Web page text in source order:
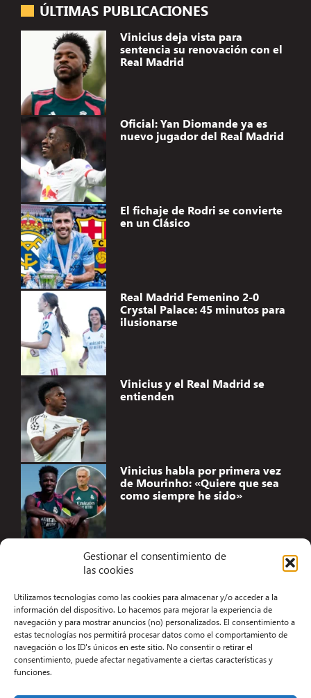
Gestionar el consentimiento de
las cookies
Utilizamos tecnologías como las cookies para almacenar y/o acceder a la
información del dispositivo. Lo hacemos para mejorar la experiencia de
navegación y para mostrar anuncios (no) personalizados. El consentimiento a
estas tecnologías nos permitirá procesar datos como el comportamiento de
navegación o los ID's únicos en este sitio. No consentir o retirar el
consentimiento, puede afectar negativamente a ciertas características y
funciones.
ÚLTIMAS PUBLICACIONES
Vinicius deja vista para
sentencia su renovación con el
Real Madrid
Oficial: Yan Diomande ya es
nuevo jugador del Real Madrid
El fichaje de Rodri se convierte
en un Clásico
Real Madrid Femenino 2-0
Crystal Palace: 45 minutos para
ilusionarse
Vinicius y el Real Madrid se
entienden
Vinicius habla por primera vez
de Mourinho: «Quiere que sea
como siempre he sido»
Aviso Legal
Términos y condiciones
Política de privacidad